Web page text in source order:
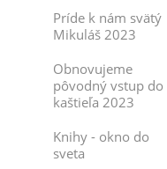
Príde k nám svätý
Mikuláš 2023
Obnovujeme
pôvodný vstup do
kaštieľa 2023
Knihy - okno do
sveta